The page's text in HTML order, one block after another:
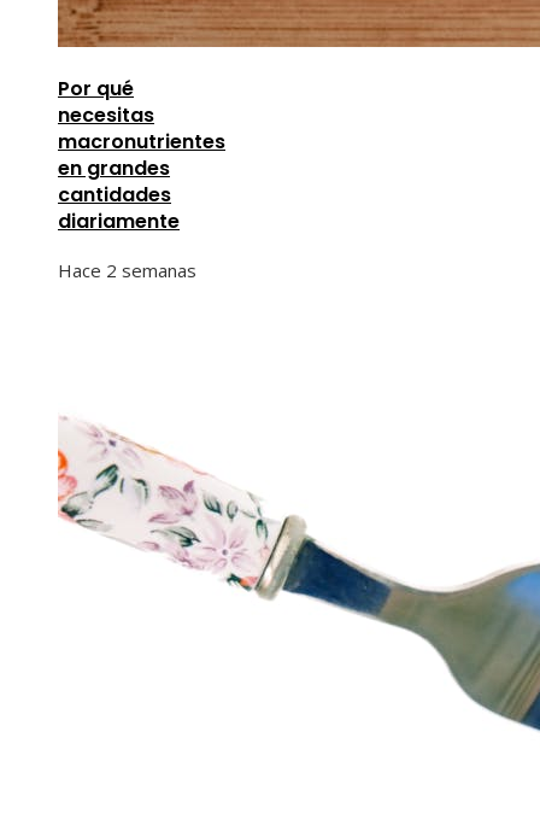
Por qué
necesitas
macronutrientes
en grandes
cantidades
diariamente
Hace 2 semanas